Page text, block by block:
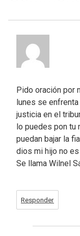
Pido oración por
lunes se
justicia en el
lo puedes pon tu
puedan bajar la
dios mi hijo no es
Se llama Wilnel
Responder